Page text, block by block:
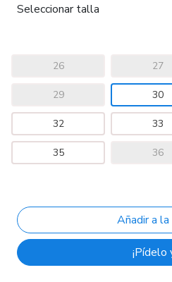
Seleccionar talla
26 27
29 30
32 33
35 36
¡Pídelo